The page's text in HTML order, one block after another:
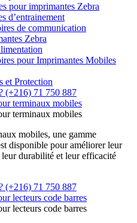
pour imprimantes Zebra
d’entrainement
de communication
Zebra
pour Imprimantes Mobiles
et Protection
(+216) 71 750 887
terminaux mobiles
terminaux mobiles
mobiles, une gamme
disponible pour améliorer leur
durabilité et leur efficacité
(+216) 71 750 887
lecteurs code barres
lecteurs code barres